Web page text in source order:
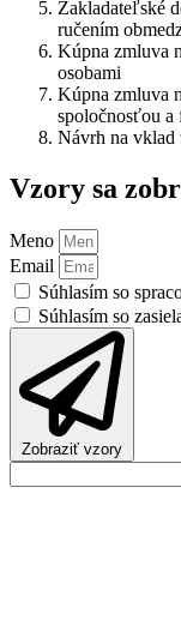
Zakladateľské
ručením
Kúpna zmluva
osobami
Kúpna zmluva
spoločnosťou a
Návrh na vklad
Vzory sa
Meno
Email
Súhlasím so
Súhlasím so
Zobraziť vzory